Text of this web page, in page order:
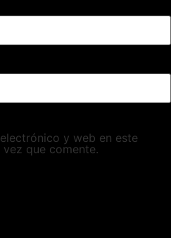
y web en este
que comente.